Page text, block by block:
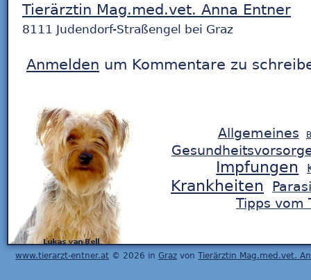
Tierärztin Mag.med.vet. Anna Entner
8111 Judendorf-Straßengel bei Graz
Anmelden um Kommentare zu
www.tierarzt-entner.at © 2026 in Graz von Tierärztin Mag.med.vet.
Allgemeines
Impfungen
Krankheiten
Tipps vom